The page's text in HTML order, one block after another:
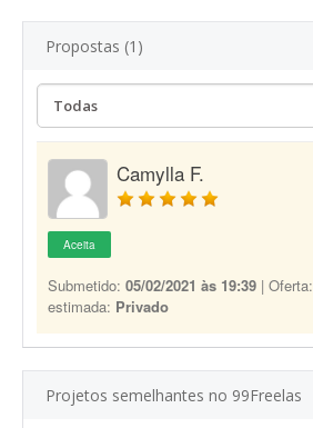
Propostas (1)
Camylla F.
Aceita
Submetido: 05/02/2021 às 19:39 | Oferta:
estimada: Privado
Projetos semelhantes no 99Freelas